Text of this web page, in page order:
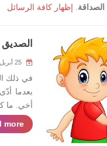
الصداقة إظهار كافة الرسائل
في ذلك
بعدما
أخي. ما
»